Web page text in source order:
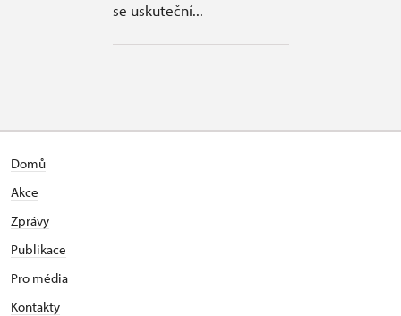
se uskuteční...
Domů
Akce
Zprávy
Publikace
Pro média
Kontakty